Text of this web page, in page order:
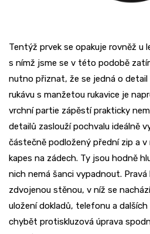
Tentýž prvek se opakuje rovněž u
s nímž jsme se v této podobě
nutno přiznat, že se jedná o
rukávu s manžetou rukavice je
vrchní partie zápěstí prakticky
detailů zaslouží pochvalu ideálně
částečně podložený přední zip a
kapes na zádech. Ty jsou hodně
nich nemá šanci vypadnout.
zdvojenou stěnou, v níž se
uložení dokladů, telefonu a
chybět protiskluzová úprava